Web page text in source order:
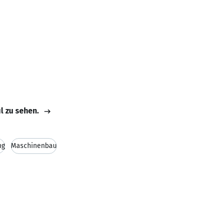
zu sehen.
Maschinenbau